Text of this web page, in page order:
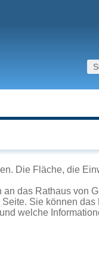
Die Fläche, die
das Rathaus von
Sie können das
welche